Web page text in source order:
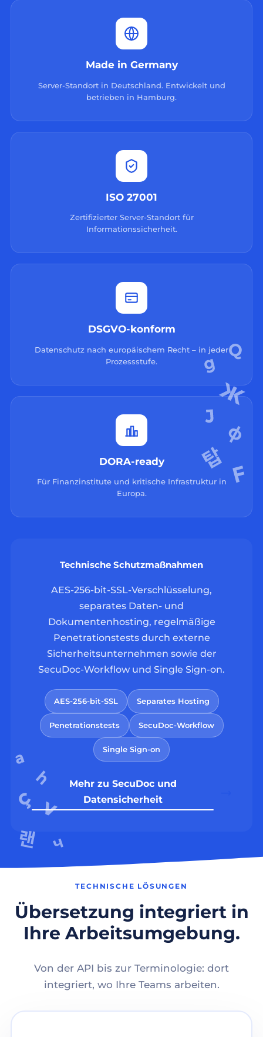
Made in Germany
Server-Standort in Deutschland. Entwickelt und
betrieben in Hamburg.
ISO 27001
Zertifizierter Server-Standort für
Informationssicherheit.
DSGVO-konform
Datenschutz nach europäischem Recht – in jeder
Prozessstufe.
DORA-ready
Für Finanzinstitute und kritische Infrastruktur in
Europa.
Technische Schutzmaßnahmen
AES-256-bit-SSL-Verschlüsselung,
separates Daten- und
Dokumentenhosting, regelmäßige
Penetrationstests durch externe
Sicherheitsunternehmen sowie der
SecuDoc-Workflow und Single Sign-on.
AES-256-bit-SSL Separates Hosting
Penetrationstests SecuDoc-Workflow
Single Sign-on
Mehr zu SecuDoc und
Datensicherheit
TECHNISCHE LÖSUNGEN
Übersetzung integriert in
Ihre Arbeitsumgebung.
Von der API bis zur Terminologie: dort
integriert, wo Ihre Teams arbeiten.